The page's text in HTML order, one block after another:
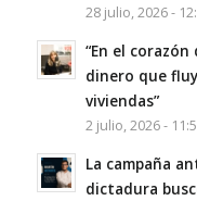
28 julio, 2026 -
“En el
dinero que
viviendas”
2 julio, 2026 -
La campaña
dictadura